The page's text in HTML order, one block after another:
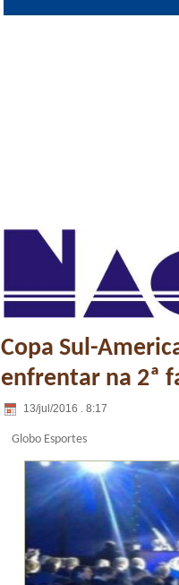
Copa Sul-
enfrentar na 2ª
13/jul/2016 . 8:17
Globo Esportes